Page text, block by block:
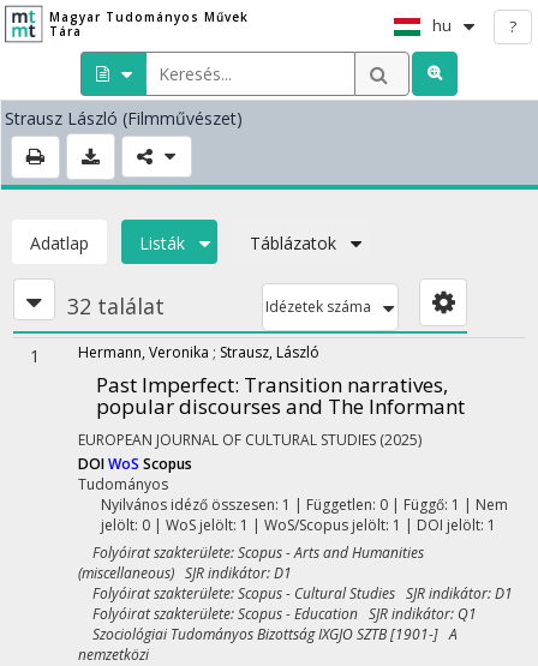
Magyar Tudományos Művek
Tára
hu ?
Strausz László (Filmművészet)
Adatlap Listák Táblázatok
32 találat Idézetek száma
1 Hermann, Veronika ; Strausz, László
Past Imperfect: Transition narratives,
popular discourses and The Informant
EUROPEAN JOURNAL OF CULTURAL STUDIES (2025)
DOIWoS Scopus
Tudományos
Nyilvános idéző összesen: 1 | Független: 0 | Függő: 1 | Nem
jelölt: 0 | WoS jelölt: 1 | WoS/Scopus jelölt: 1 | DOI jelölt: 1
Folyóirat szakterülete: Scopus - Arts and Humanities
(miscellaneous) SJR indikátor: D1
Folyóirat szakterülete: Scopus - Cultural Studies SJR indikátor: D1
Folyóirat szakterülete: Scopus - Education SJR indikátor: Q1
Szociológiai Tudományos Bizottság IXGJO SZTB [1901-] A
nemzetközi